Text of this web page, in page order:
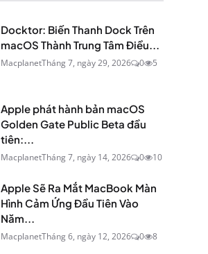
Docktor: Biến Thanh Dock Trên
macOS Thành Trung Tâm Điều...
MacplanetTháng 7, ngày 29, 2026 0 5
Apple phát hành bản macOS
Golden Gate Public Beta đầu
tiên:...
MacplanetTháng 7, ngày 14, 2026 0 10
Apple Sẽ Ra Mắt MacBook Màn
Hình Cảm Ứng Đầu Tiên Vào
Năm...
MacplanetTháng 6, ngày 12, 2026 0 8